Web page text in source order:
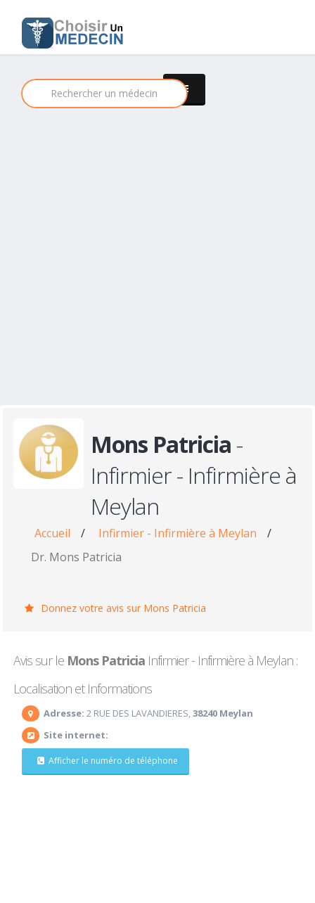
Mons Patricia -
Infirmier - Infirmière à
Meylan
Accueil / Infirmier - Infirmière à Meylan
/
Dr. Mons Patricia
Donnez votre avis sur Mons Patricia
Avis sur le Mons Patricia Infirmier - Infirmière à Meylan :
Localisation et Informations
Adresse: 2 RUE DES LAVANDIERES,38240 Meylan
Site internet:
Afficher le numéro de téléphone